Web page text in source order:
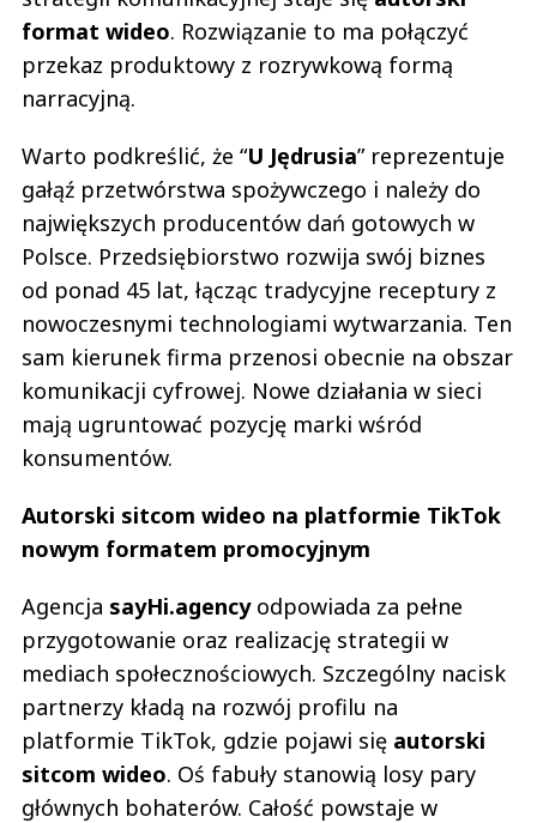
format wideo. Rozwiązanie to ma połączyć
przekaz produktowy z rozrywkową formą
narracyjną.
Warto podkreślić, że “U Jędrusia” reprezentuje
gałąź przetwórstwa spożywczego i należy do
największych producentów dań gotowych w
Polsce. Przedsiębiorstwo rozwija swój biznes
od ponad 45 lat, łącząc tradycyjne receptury z
nowoczesnymi technologiami wytwarzania. Ten
sam kierunek firma przenosi obecnie na obszar
komunikacji cyfrowej. Nowe działania w sieci
mają ugruntować pozycję marki wśród
konsumentów.
Autorski sitcom wideo na platformie TikTok
nowym formatem promocyjnym
Agencja sayHi.agencyodpowiada za pełne
przygotowanie oraz realizację strategii w
mediach społecznościowych. Szczególny nacisk
partnerzy kładą na rozwój profilu na
platformie TikTok, gdzie pojawi się autorski
sitcom wideo. Oś fabuły stanowią losy pary
głównych bohaterów. Całość powstaje w